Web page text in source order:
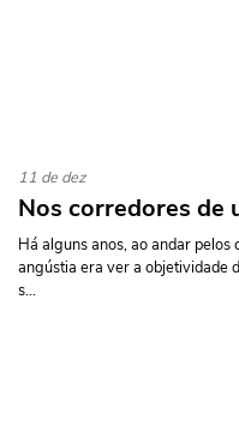
11 de dez
Nos corredores de
Há alguns anos, ao andar
angústia era ver a objetividade
s...